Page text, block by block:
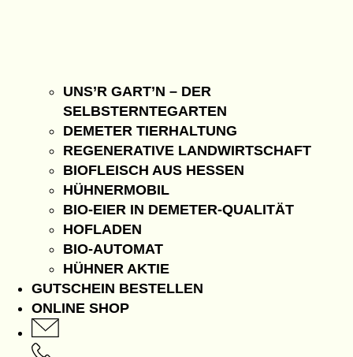
UNS’R GART’N – DER
SELBSTERNTEGARTEN
DEMETER TIERHALTUNG
REGENERATIVE LANDWIRTSCHAFT
BIOFLEISCH AUS HESSEN
HÜHNERMOBIL
BIO-EIER IN DEMETER-QUALITÄT
HOFLADEN
BIO-AUTOMAT
HÜHNER AKTIE
GUTSCHEIN BESTELLEN
ONLINE SHOP